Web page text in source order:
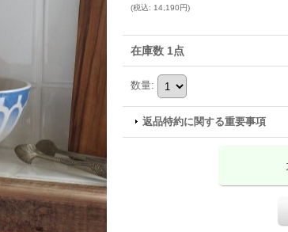
(税込: 14,190円)
在庫数 1点
数量:
返品特約に関する重要事項